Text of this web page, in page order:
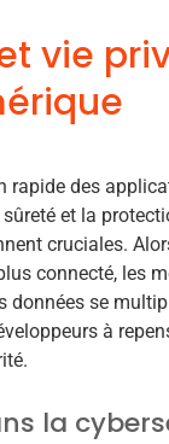
vie
rapide des
et la
cruciales.
connecté, les
données se
à
la